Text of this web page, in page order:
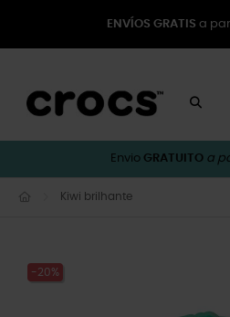
ENVÍOS GRATIS a
Envio GRATUITO a
Kiwi brilhante
-20%